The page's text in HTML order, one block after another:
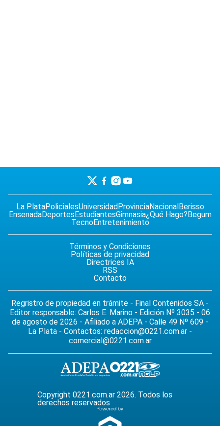
La PlataPolicialesUniversidadProvinciaNacionalBerisso
EnsenadaDeportesEstudiantesGimnasia¿Qué Hago?Begum
TecnoEntretenimiento
Términos y Condiciones
Políticas de privacidad
Directrices IA
RSS
Contacto
Regristro de propiedad en trámite - Final Contenidos SA -
Editor responsable: Carlos E. Marino - Edición Nº 3035 - 06
de agosto de 2026 - Afiliado a ADEPA - Calle 49 Nº 609 -
La Plata - Contactos: redaccion@0221.com.ar -
comercial@0221.com.ar
Copyright 0221.com.ar 2026. Todos los
derechos reservados